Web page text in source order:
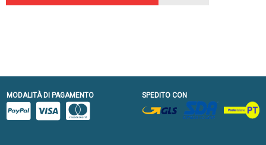
MODALITÀ DI PAGAMENTO SPEDITO CON